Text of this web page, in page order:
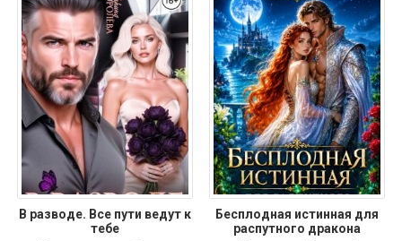
В разводе. Все пути ведут к
тебе
Бесплодная истинная для
распутного дракона